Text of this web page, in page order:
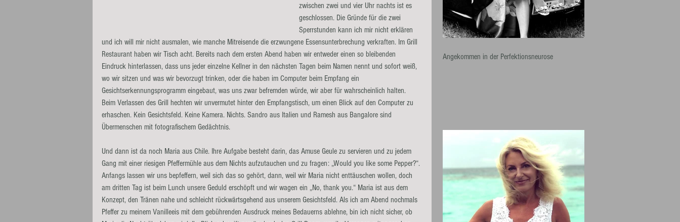
zwischen zwei und vier Uhr nachts ist es
geschlossen. Die Gründe für die zwei
Sperrstunden kann ich mir nicht erklären
und ich will mir nicht ausmalen, wie manche Mitreisende die erzwungene Essensunterbrechung verkraften. Im Grill
Restaurant haben wir Tisch acht. Bereits nach dem ersten Abend haben wir entweder einen so bleibenden
Eindruck hinterlassen, dass uns jeder einzelne Kellner in den nächsten Tagen beim Namen nennt und sofort weiß,
wo wir sitzen und was wir bevorzugt trinken, oder die haben im Computer beim Empfang ein
Gesichtserkennungsprogramm eingebaut, was uns zwar befremden würde, wir aber für wahrscheinlich halten.
Beim Verlassen des Grill hechten wir unvermutet hinter den Empfangstisch, um einen Blick auf den Computer zu
erhaschen. Kein Gesichtsfeld. Keine Kamera. Nichts. Sandro aus Italien und Ramesh aus Bangalore sind
Übermenschen mit fotografischem Gedächtnis.
Und dann ist da noch Maria aus Chile. Ihre Aufgabe besteht darin, das Amuse Geule zu servieren und zu jedem
Gang mit einer riesigen Pfeffermühle aus dem Nichts aufzutauchen und zu fragen: „Would you like some Pepper?“.
Anfangs lassen wir uns bepfeffern, weil sich das so gehört, dann, weil wir Maria nicht enttäuschen wollen, doch
am dritten Tag ist beim Lunch unsere Geduld erschöpft und wir wagen ein „No, thank you.“ Maria ist aus dem
Konzept, den Tränen nahe und schleicht rückwärtsgehend aus unserem Gesichtsfeld. Als ich am Abend nochmals
Pfeffer zu meinem Vanilleeis mit dem gebührenden Ausdruck meines Bedauerns ablehne, bin ich nicht sicher, ob
Angekommen in der Perfektionsneurose